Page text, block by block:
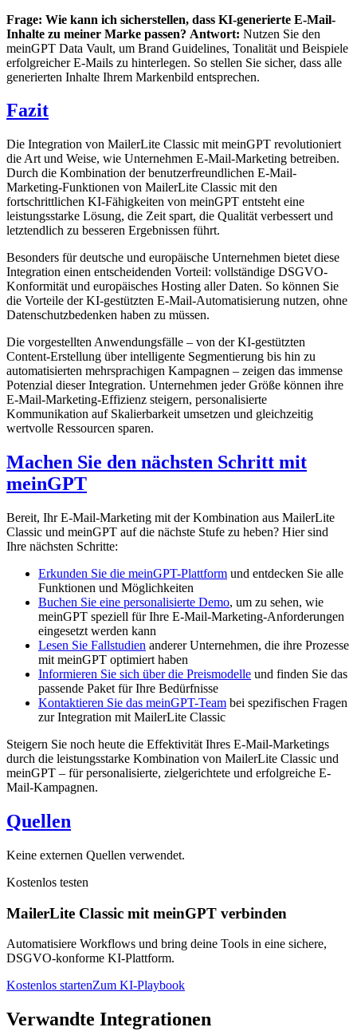
Frage: Wie kann ich sicherstellen, dass KI-generierte E-Mail-
Inhalte zu meiner Marke passen? Antwort: Nutzen Sie den
meinGPT Data Vault, um Brand Guidelines, Tonalität und Beispiele
erfolgreicher E-Mails zu hinterlegen. So stellen Sie sicher, dass alle
generierten Inhalte Ihrem Markenbild entsprechen.
Fazit
Die Integration von MailerLite Classic mit meinGPT revolutioniert
die Art und Weise, wie Unternehmen E-Mail-Marketing betreiben.
Durch die Kombination der benutzerfreundlichen E-Mail-
Marketing-Funktionen von MailerLite Classic mit den
fortschrittlichen KI-Fähigkeiten von meinGPT entsteht eine
leistungsstarke Lösung, die Zeit spart, die Qualität verbessert und
letztendlich zu besseren Ergebnissen führt.
Besonders für deutsche und europäische Unternehmen bietet diese
Integration einen entscheidenden Vorteil: vollständige DSGVO-
Konformität und europäisches Hosting aller Daten. So können Sie
die Vorteile der KI-gestützten E-Mail-Automatisierung nutzen, ohne
Datenschutzbedenken haben zu müssen.
Die vorgestellten Anwendungsfälle – von der KI-gestützten
Content-Erstellung über intelligente Segmentierung bis hin zu
automatisierten mehrsprachigen Kampagnen – zeigen das immense
Potenzial dieser Integration. Unternehmen jeder Größe können ihre
E-Mail-Marketing-Effizienz steigern, personalisierte
Kommunikation auf Skalierbarkeit umsetzen und gleichzeitig
wertvolle Ressourcen sparen.
Machen Sie den nächsten Schritt mit
meinGPT
Bereit, Ihr E-Mail-Marketing mit der Kombination aus MailerLite
Classic und meinGPT auf die nächste Stufe zu heben? Hier sind
Ihre nächsten Schritte:
Erkunden Sie die meinGPT-Plattform und entdecken Sie alle
Funktionen und Möglichkeiten
Buchen Sie eine personalisierte Demo, um zu sehen, wie
meinGPT speziell für Ihre E-Mail-Marketing-Anforderungen
eingesetzt werden kann
Lesen Sie Fallstudien anderer Unternehmen, die ihre Prozesse
mit meinGPT optimiert haben
Informieren Sie sich über die Preismodelle und finden Sie das
passende Paket für Ihre Bedürfnisse
Kontaktieren Sie das meinGPT-Team bei spezifischen Fragen
zur Integration mit MailerLite Classic
Steigern Sie noch heute die Effektivität Ihres E-Mail-Marketings
durch die leistungsstarke Kombination von MailerLite Classic und
meinGPT – für personalisierte, zielgerichtete und erfolgreiche E-
Mail-Kampagnen.
Quellen
Keine externen Quellen verwendet.
Kostenlos testen
MailerLite Classic mit meinGPT verbinden
Automatisiere Workflows und bring deine Tools in eine sichere,
DSGVO-konforme KI-Plattform.
Kostenlos startenZum KI-Playbook
Verwandte Integrationen